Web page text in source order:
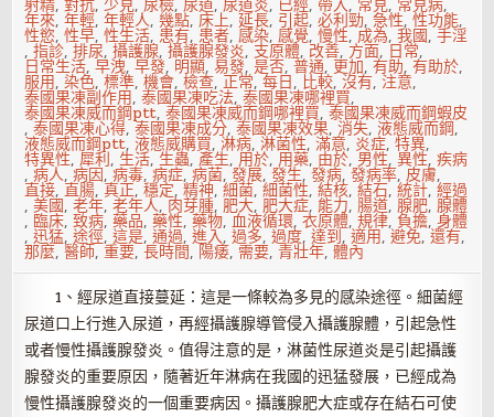
射精,對抗,少見,尿檢,尿道,尿道炎, 已經,帶入, 常見, 常見病,
年來,年輕,年輕人,幾點,床上,延長, 引起,必利勁,急性,性功能,
性慾,性早,性生活, 患有, 患者,感染,感覺,慢性, 成為,我國,手淫
,指診,排尿,攝護腺,攝護腺發炎, 支原體, 改善, 方面, 日常,
日常生活,早洩,早發, 明顯,易發,是否,普通, 更加,有助,有助於,
服用,染色,標準,機會,檢查,正常,每日, 比較,沒有,注意,
泰國果凍副作用,泰國果凍吃法,泰國果凍哪裡買,
泰國果凍威而鋼ptt,泰國果凍威而鋼哪裡買,泰國果凍威而鋼蝦皮
,泰國果凍心得,泰國果凍成分,泰國果凍效果,消失,液態威而鋼,
液態威而鋼ptt,液態威購買,淋病,淋菌性,滿意, 炎症,特異,
特異性,犀利,生活,生蟲,產生, 用於, 用藥, 由於, 男性,異性,疾病
,病人,病因,病毒,病症,病菌,發展,發生,發病,發病率,皮膚,
直接,直腸,真正,穩定,精神,細菌,細菌性,結核,結石,統計,經過
,美國,老年,老年人, 肉芽腫,肥大,肥大症, 能力,腸道,腺肥,腺體
, 臨床,致病,藥品,藥性,藥物,血液循環,衣原體,規律, 負擔,身體
,迅猛,途徑,這是,通過,進入,過多,過度,達到,適用,避免,還有,
那麼,醫師,重要,長時間, 陽痿,需要,青壯年,體內
1、經尿道直接蔓延：這是一條較為多見的感染途徑。細菌經
尿道口上行進入尿道，再經攝護腺導管侵入攝護腺體，引起急性
或者慢性攝護腺發炎。值得注意的是，淋菌性尿道炎是引起攝護
腺發炎的重要原因，隨著近年淋病在我國的迅猛發展，已經成為
慢性攝護腺發炎的一個重要病因。攝護腺肥大症或存在結石可使